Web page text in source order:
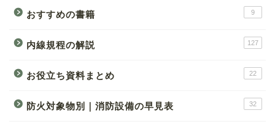
おすすめの書籍 9
内線規程の解説 127
お役立ち資料まとめ 22
防火対象物別｜消防設備の早見表 32